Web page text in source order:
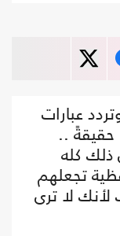
عبارات
حقيقةً ..
ذلك كله
تجعلهم
لا ترى